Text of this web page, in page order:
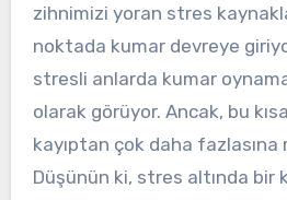
zihnimizi yoran stres
noktada kumar devreye
stresli anlarda kumar
olarak görüyor. Ancak, bu
kayıptan çok daha fazlasına
Düşünün ki, stres altında bir